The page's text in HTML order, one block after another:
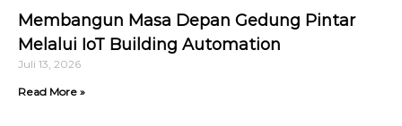
Membangun Masa Depan Gedung Pintar
Melalui IoT Building Automation
Juli 13, 2026
Read More »